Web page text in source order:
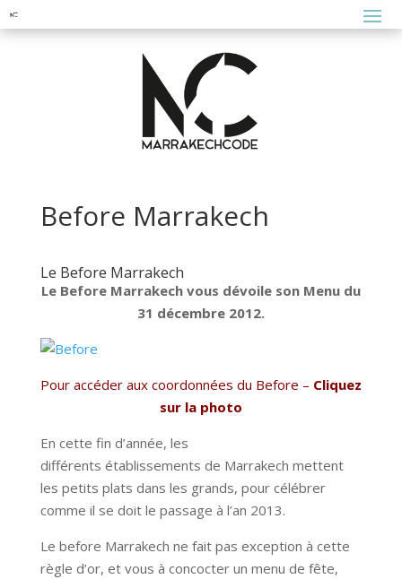
Before Marrakech
Le Before Marrakech
Le Before Marrakech vous dévoile son Menu du
31 décembre 2012.
Pour accéder aux coordonnées du Before – Cliquez
sur la photo
En cette fin d’année, les
différents établissements de Marrakech mettent
les petits plats dans les grands, pour célébrer
comme il se doit le passage à l’an 2013.
Le before Marrakech ne fait pas exception à cette
règle d’or, et vous à concocter un menu de fête,